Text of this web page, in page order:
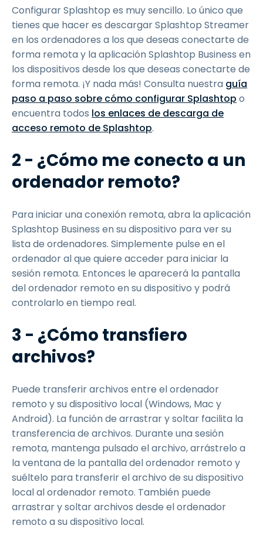
Configurar Splashtop es muy sencillo. Lo único que
tienes que hacer es descargar Splashtop Streamer
en los ordenadores a los que deseas conectarte de
forma remota y la aplicación Splashtop Business en
los dispositivos desde los que deseas conectarte de
forma remota. ¡Y nada más! Consulta nuestra guía
paso a paso sobre cómo configurar Splashtop o
encuentra todos los enlaces de descarga de
acceso remoto de Splashtop.
2 - ¿Cómo me conecto a un
ordenador remoto?
Para iniciar una conexión remota, abra la aplicación
Splashtop Business en su dispositivo para ver su
lista de ordenadores. Simplemente pulse en el
ordenador al que quiere acceder para iniciar la
sesión remota. Entonces le aparecerá la pantalla
del ordenador remoto en su dispositivo y podrá
controlarlo en tiempo real.
3 - ¿Cómo transfiero
archivos?
Puede transferir archivos entre el ordenador
remoto y su dispositivo local (Windows, Mac y
Android). La función de arrastrar y soltar facilita la
transferencia de archivos. Durante una sesión
remota, mantenga pulsado el archivo, arrástrelo a
la ventana de la pantalla del ordenador remoto y
suéltelo para transferir el archivo de su dispositivo
local al ordenador remoto. También puede
arrastrar y soltar archivos desde el ordenador
remoto a su dispositivo local.